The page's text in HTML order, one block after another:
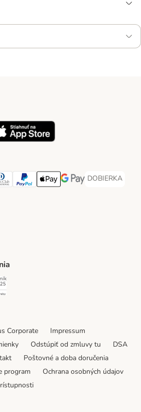
MethodPayment Method
Club Payment Method
PayPal Payment Method
Apple Pay Payment Method
Google Pay Payment
DOBIERKA
DOBIERKA
Method
Security
Corporate
Impressum
Odstúpiť od zmluvy tu
DSA
Poštovné a doba doručenia
program
Ochrana osobných údajov